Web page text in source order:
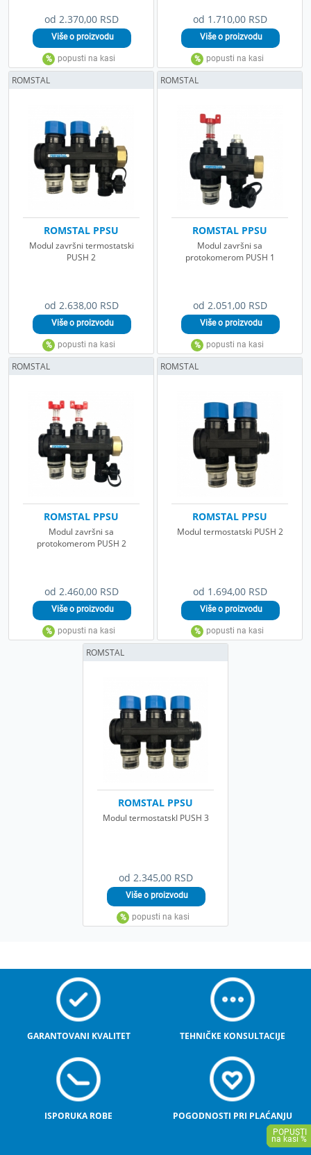
od 2.370,00 RSD od 1.710,00 RSD
od 2.638,00 RSD
ROMSTAL PPSU
Modul završni termostatski
PUSH 2
ROMSTAL
od 2.051,00 RSD
ROMSTAL PPSU
Modul završni sa
protokomerom PUSH 1
ROMSTAL
od 2.460,00 RSD
ROMSTAL PPSU
Modul završni sa
protokomerom PUSH 2
ROMSTAL
od 1.694,00 RSD
ROMSTAL PPSU
Modul termostatski PUSH 2
ROMSTAL
od 2.345,00 RSD
ROMSTAL PPSU
Modul termostatskI PUSH 3
ROMSTAL
GARANTOVANI KVALITET TEHNIČKE KONSULTACIJE
ISPORUKA ROBE POGODNOSTI PRI PLAĆANJU